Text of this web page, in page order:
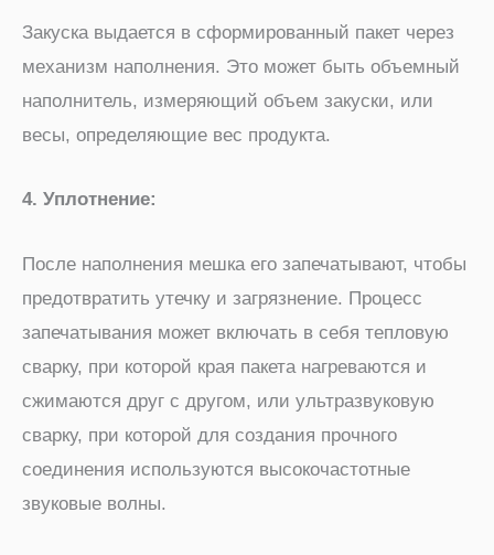
Закуска выдается в сформированный пакет через
механизм наполнения. Это может быть объемный
наполнитель, измеряющий объем закуски, или
весы, определяющие вес продукта.
4. Уплотнение:
После наполнения мешка его запечатывают, чтобы
предотвратить утечку и загрязнение. Процесс
запечатывания может включать в себя тепловую
сварку, при которой края пакета нагреваются и
сжимаются друг с другом, или ультразвуковую
сварку, при которой для создания прочного
соединения используются высокочастотные
звуковые волны.